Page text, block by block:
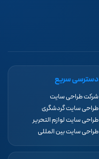
دسترسی سریع
شرکت طراحی سایت
طراحی سایت گردشگری
طراحی سایت لوازم التحریر
طراحی سایت بین المللی